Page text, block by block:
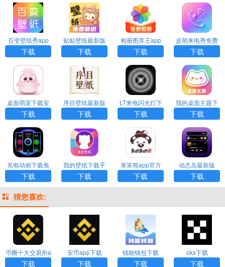
百变壁纸秀app
下载最新版
下载
贴贴壁纸最新版
下载
相册图库王app
下载最新版
下载
皮萌来电秀免费
下载
下载
桌面萌宠下载安
装最新版
下载
序目壁纸最新版
下载
LT来电闪光灯下
载最新版
下载
我的桌面主题下
载软件
下载
充电动画下载免
费
下载
我的壁纸下载手
机版
下载
笨笨熊app官方
版
下载
动态岛最新版
下载
猜您喜欢:
币圈十大交易所a
pp下载
下载
安币app下载
下载
钱能钱包下载
下载
okx下载
下载